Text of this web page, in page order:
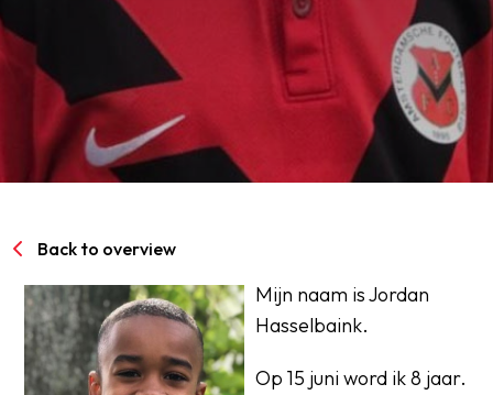
LIDMAATSCHAP
CONTACT
Back to overview
Mijn naam is Jordan
Hasselbaink.
Op 15 juni word ik 8 jaar.